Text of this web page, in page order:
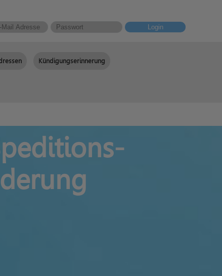
Login
Kündigungserinnerung